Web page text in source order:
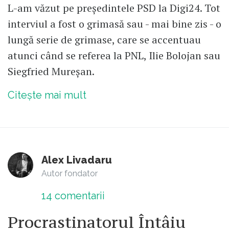
L-am văzut pe președintele PSD la Digi24. Tot
interviul a fost o grimasă sau - mai bine zis - o
lungă serie de grimase, care se accentuau
atunci când se referea la PNL, Ilie Bolojan sau
Siegfried Mureșan.
Citește mai mult
Alex Livadaru
Autor fondator
14 comentarii
Procrastinatorul Întâiu